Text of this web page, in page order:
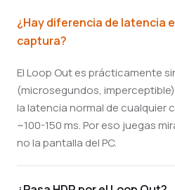
¿Hay diferencia de latencia
captura?
El Loop Out es prácticamente
(microsegundos,
la latencia normal de cualquier
~100-150 ms. Por eso juegas
no la pantalla del PC.